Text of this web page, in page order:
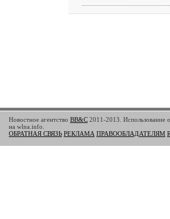
Новостное агентство BB&C 2011-2013. Использование
на wlna.info.
ОБРАТНАЯ СВЯЗЬ РЕКЛАМА ПРАВООБЛАДАТЕЛЯМ